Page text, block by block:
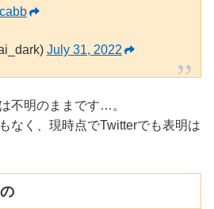
July 31, 2022
不明のままです…。
なく、現時点でTwitterでも表明は